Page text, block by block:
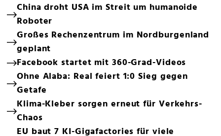
China droht USA im Streit um humanoide
Roboter
Großes Rechenzentrum im Nordburgenland
geplant
Facebook startet mit 360-Grad-Videos
Ohne Alaba: Real feiert 1:0 Sieg gegen
Getafe
Klima-Kleber sorgen erneut für Verkehrs-
Chaos
EU baut 7 KI-Gigafactories für viele